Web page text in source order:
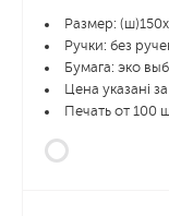
Размер:
Ручки: без
Бумага: эко
Цена указані
Печать от 100